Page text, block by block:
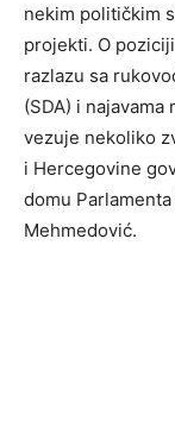
nekim političkim
projekti. O
razlazu sa
(SDA) i
vezuje nekoliko
i Hercegovine
domu
Mehmedović.